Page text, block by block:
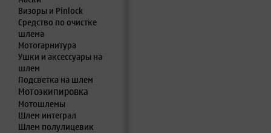
Визоры и Pinlock
Средство по очистке
шлема
Мотогарнитура
Ушки и аксессуары на
шлем
Подсветка на шлем
Мотоэкипировка
Мотошлемы
Шлем интеграл
Шлем полулицевик